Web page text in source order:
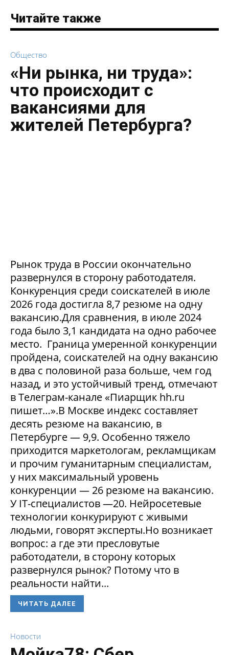
Читайте также
Общество
«Ни рынка, ни труда»:
что происходит с
вакансиями для
жителей Петербурга?
Рынок труда в России окончательно
развернулся в сторону работодателя.
Конкуренция среди соискателей в июле
2026 года достигла 8,7 резюме на одну
вакансию.Для сравнения, в июле 2024
года было 3,1 кандидата на одно рабочее
место. Граница умеренной конкуренции
пройдена, соискателей на одну вакансию
в два с половиной раза больше, чем год
назад, и это устойчивый тренд, отмечают
в Телеграм-канале «Пиарщик hh.ru
пишет…».В Москве индекс составляет
десять резюме на вакансию, в
Петербурге — 9,9. Особенно тяжело
приходится маркетологам, рекламщикам
и прочим гуманитарным специалистам,
у них максимальный уровень
конкуренции — 26 резюме на вакансию.
У IT-специалистов —20. Нейросетевые
технологии конкурируют с живыми
людьми, говорят эксперты.Но возникает
вопрос: а где эти пресловутые
работодатели, в сторону которых
развернулся рынок? Потому что в
реальности найти...
ЧИТАТЬ ДАЛЕЕ
Новости